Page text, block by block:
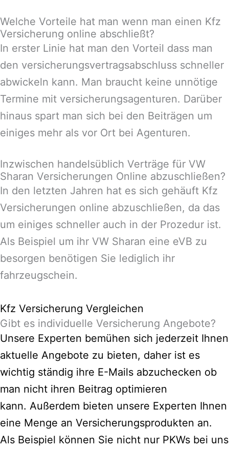
Welche Vorteile hat man wenn man einen Kfz
Versicherung online abschließt?
In erster Linie hat man den Vorteil dass man
den versicherungsvertragsabschluss schneller
abwickeln kann. Man braucht keine unnötige
Termine mit versicherungsagenturen. Darüber
hinaus spart man sich bei den Beiträgen um
einiges mehr als vor Ort bei Agenturen.
Inzwischen handelsüblich Verträge für VW
Sharan Versicherungen Online abzuschließen?
In den letzten Jahren hat es sich gehäuft Kfz
Versicherungen online abzuschließen, da das
um einiges schneller auch in der Prozedur ist.
Als Beispiel um ihr VW Sharan eine eVB zu
besorgen benötigen Sie lediglich ihr
fahrzeugschein.
Kfz Versicherung Vergleichen
Gibt es individuelle Versicherung Angebote?
Unsere Experten bemühen sich jederzeit Ihnen
aktuelle Angebote zu bieten, daher ist es
wichtig ständig ihre E-Mails abzuchecken ob
man nicht ihren Beitrag optimieren
kann. Außerdem bieten unsere Experten Ihnen
eine Menge an Versicherungsprodukten an.
Als Beispiel können Sie nicht nur PKWs bei uns